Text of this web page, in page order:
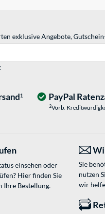
exklusive Angebote,
1 PayPal
2Vorb.
einsehen oder
Hier finden Sie
Ihre Bestellung.
Sie
nutzen
wir